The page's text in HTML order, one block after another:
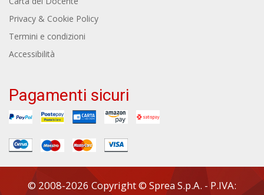
Privacy & Cookie Policy
Termini e condizioni
Accessibilità
Pagamenti sicuri
© 2008-2026 Copyright © Sprea S.p.A. - P.IVA: